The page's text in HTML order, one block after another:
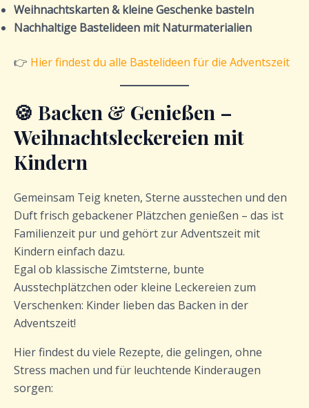
Weihnachtskarten & kleine Geschenke basteln
Nachhaltige Bastelideen mit Naturmaterialien
👉 Hier findest du alle Bastelideen für die Adventszeit
🍪 Backen & Genießen –
Weihnachtsleckereien mit
Kindern
Gemeinsam Teig kneten, Sterne ausstechen und den
Duft frisch gebackener Plätzchen genießen – das ist
Familienzeit pur und gehört zur Adventszeit mit
Kindern einfach dazu.
Egal ob klassische Zimtsterne, bunte
Ausstechplätzchen oder kleine Leckereien zum
Verschenken: Kinder lieben das Backen in der
Adventszeit!
Hier findest du viele Rezepte, die gelingen, ohne
Stress machen und für leuchtende Kinderaugen
sorgen: